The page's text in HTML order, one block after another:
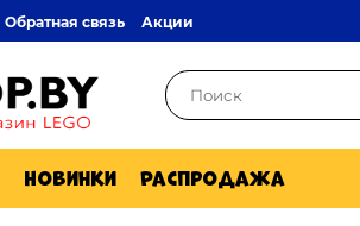
Обратная связь Акции
Новинки Распродажа